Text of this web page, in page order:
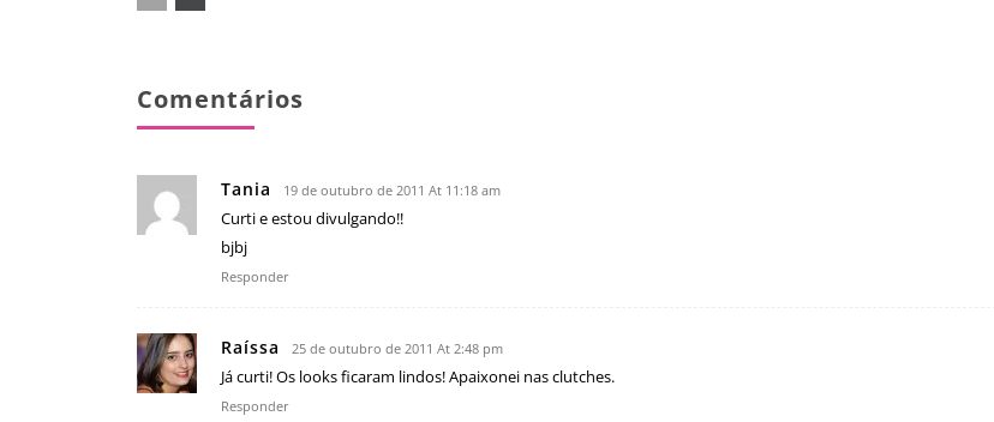
Comentários
Tania 19 de outubro de 2011 At 11:18 am
Curti e estou divulgando!!
bjbj
Responder
Raíssa 25 de outubro de 2011 At 2:48 pm
Já curti! Os looks ficaram lindos! Apaixonei nas clutches.
Responder